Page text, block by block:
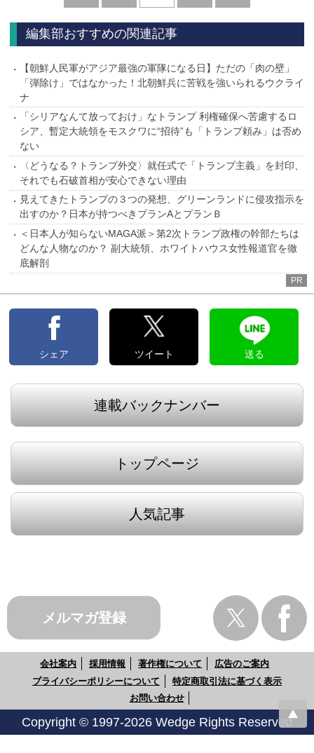
へ
へ
編集部おすすめの関連記事
【朝鮮人民軍がアジア最強の軍隊になる日】ただの「肉の壁」
「弾除け」ではなかった！北朝鮮兵に苦戦を強いられるウクライ
ナ
「シリアなんて放っておけ」なトランプ 利権確保へ苦慮するロ
シア、暫定大統領をモスクワに“招待”も「トランプ頼み」は否め
ない
〈どうなる？トランプ外交〉就任式で「トランプ主義」を封印、
それでも石破首相が安心できない理由
見えてきたトランプの３つの発想、グリーンランドに侵攻指示を
出すのか？日本が持つべきプランAとプランＢ
＜日本人が知らないMAGA派＞第2次トランプ政権の幹部たちは
どんな人物なのか？ 副大統領、ホワイトハウス女性報道官を徹
底解剖
PR
シェア ツイート 送る
連載バックナンバー
トップページ
人気記事
メルマガ登録
会社案内 採用情報 著作権について
広告のご案内
プライバシーポリシーについて
特定商取引法に基づく表示
お問い合わせ
Copyright © 1997-2026 Wedge Rights Reserved